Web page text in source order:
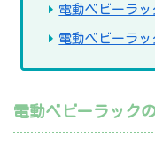
電動ベビーラッ
電動ベビーラ
電動ベビーラック